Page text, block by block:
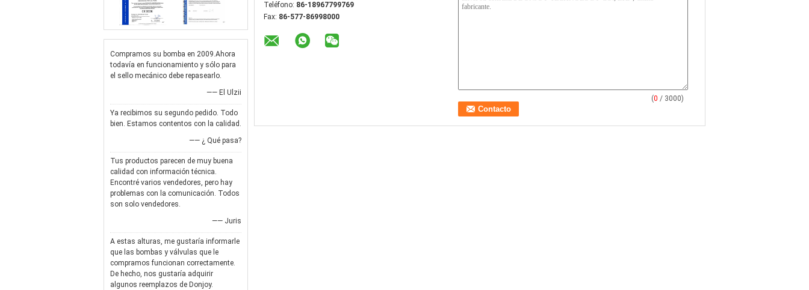
Compramos su bomba en 2009.Ahora
todavía en funcionamiento y sólo para
el sello mecánico debe repasearlo.
—— El Ulzii
Ya recibimos su segundo pedido. Todo
bien. Estamos contentos con la calidad.
—— ¿ Qué pasa?
Tus productos parecen de muy buena
calidad con información técnica.
Encontré varios vendedores, pero hay
problemas con la comunicación. Todos
son solo vendedores.
—— Juris
A estas alturas, me gustaría informarle
que las bombas y válvulas que le
compramos funcionan correctamente.
De hecho, nos gustaría adquirir
algunos reemplazos de Donjoy.
Teléfono: 86-18967799769
Fax: 86-577-86998000
(0 / 3000)